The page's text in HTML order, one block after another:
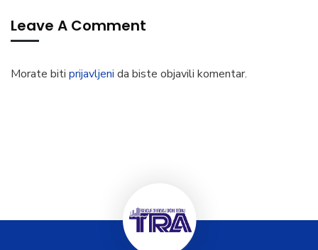
Leave A Comment
Morate biti prijavljeni da biste objavili komentar.